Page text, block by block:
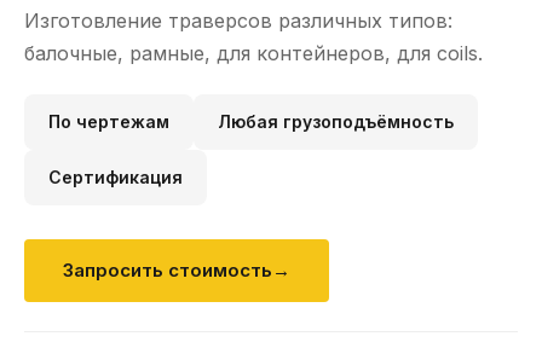
Изготовление траверсов различных типов:
балочные, рамные, для контейнеров, для coils.
По чертежам Любая грузоподъёмность
Сертификация
Запросить стоимость →